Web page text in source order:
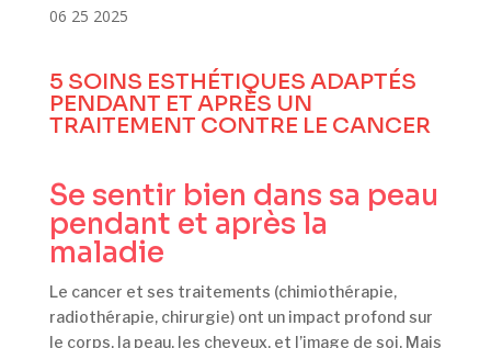
06 25 2025
5 SOINS ESTHÉTIQUES ADAPTÉS
PENDANT ET APRÈS UN
TRAITEMENT CONTRE LE CANCER
Se sentir bien dans sa peau
pendant et après la
maladie
Le cancer et ses traitements (chimiothérapie,
radiothérapie, chirurgie) ont un impact profond sur
le corps, la peau, les cheveux, et l’image de soi. Mais